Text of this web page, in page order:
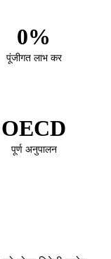
0%
पूंजीगत लाभ कर
OECD
पूर्ण अनुपालन